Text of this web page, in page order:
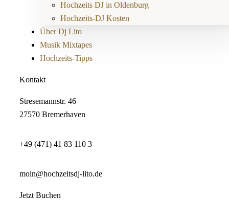
Hochzeits DJ in Oldenburg
Hochzeits-DJ Kosten
Über Dj Lito
Musik Mixtapes
Hochzeits-Tipps
Kontakt
Stresemannstr. 46
27570 Bremerhaven
+49 (471) 41 83 110 3
moin@hochzeitsdj-lito.de
Jetzt Buchen